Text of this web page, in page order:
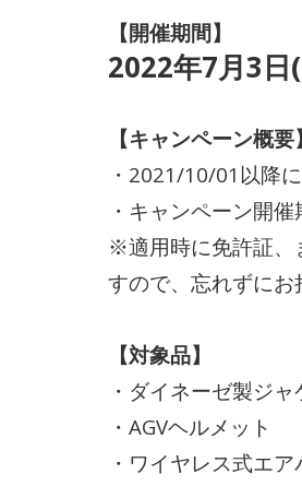
【開催期間】
2022年7月3日
【キャンペーン概要
・2021/10/01以降
・キャンペーン開
※適用時に免許証、
すので、忘れずに
【対象品】
・ダイネーゼ製ジ
・AGVヘルメット
・ワイヤレス式エ